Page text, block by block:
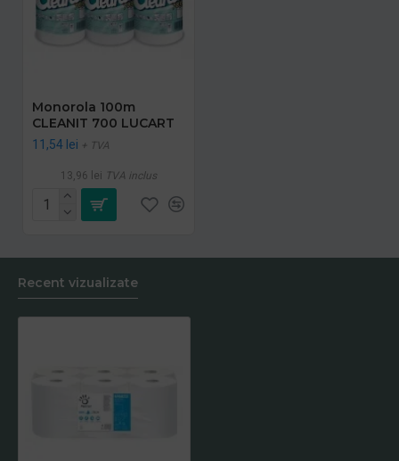
Monorola 100m
CLEANIT 700 LUCART
11,54 lei + TVA
13,96 lei TVA inclus
Recent vizualizate